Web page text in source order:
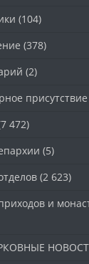
(104)
(378)
(2)
присутствие
472)
(5)
(2 623)
и